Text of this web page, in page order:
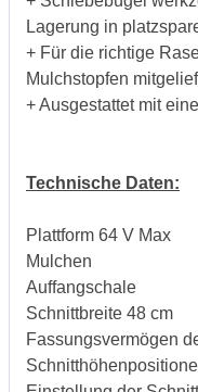
Lagerung in
+ Für die richtige
Mulchstopfen
+ Ausgestattet mit
Technische Daten:
Plattform 64 V Max
Mulchen
Auffangschale
Schnittbreite 48 cm
Fassungsvermögen